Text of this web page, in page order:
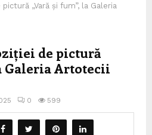
„Vară și fum”, la Galeria
de pictură
Galeria Artotecii
0 599